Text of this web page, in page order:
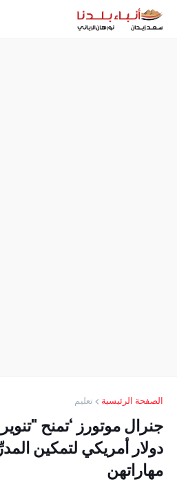
الصفحة الرئيسية تعليم
دولار أمريكي لتمكين
مهاراتهن